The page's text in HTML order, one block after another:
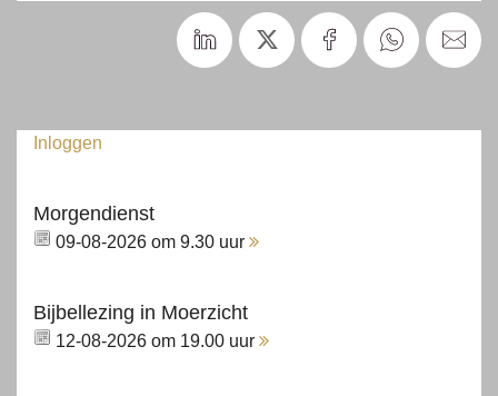
Inloggen
Morgendienst
09-08-2026 om 9.30 uur
Bijbellezing in Moerzicht
12-08-2026 om 19.00 uur